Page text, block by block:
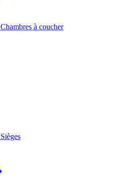
Chambres à coucher
Sièges